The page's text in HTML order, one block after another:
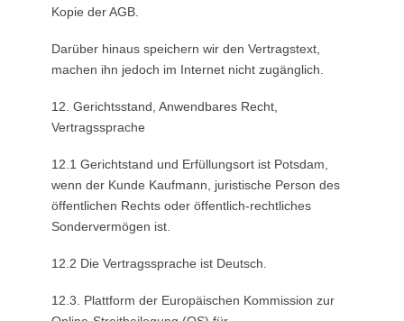
Kopie der AGB.
Darüber hinaus speichern wir den Vertragstext,
machen ihn jedoch im Internet nicht zugänglich.
12. Gerichtsstand, Anwendbares Recht,
Vertragssprache
12.1 Gerichtstand und Erfüllungsort ist Potsdam,
wenn der Kunde Kaufmann, juristische Person des
öffentlichen Rechts oder öffentlich-rechtliches
Sondervermögen ist.
12.2 Die Vertragssprache ist Deutsch.
12.3. Plattform der Europäischen Kommission zur